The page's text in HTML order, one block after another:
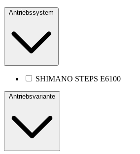
Antriebssystem
SHIMANO STEPS E6100
Antriebsvariante